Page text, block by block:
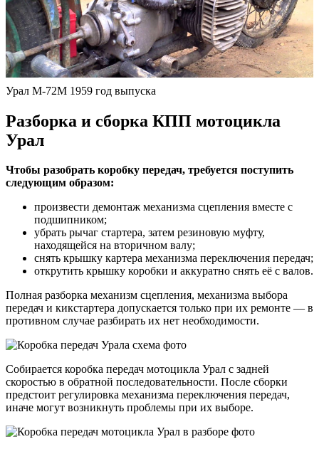
Урал М-72М 1959 год выпуска
Разборка и сборка КПП мотоцикла
Урал
Чтобы разобрать коробку передач, требуется поступить
следующим образом:
произвести демонтаж механизма сцепления вместе с
подшипником;
убрать рычаг стартера, затем резиновую муфту,
находящейся на вторичном валу;
снять крышку картера механизма переключения передач;
открутить крышку коробки и аккуратно снять её с валов.
Полная разборка механизм сцепления, механизма выбора
передач и кикстартера допускается только при их ремонте — в
противном случае разбирать их нет необходимости.
Собирается коробка передач мотоцикла Урал с задней
скоростью в обратной последовательности. После сборки
предстоит регулировка механизма переключения передач,
иначе могут возникнуть проблемы при их выборе.